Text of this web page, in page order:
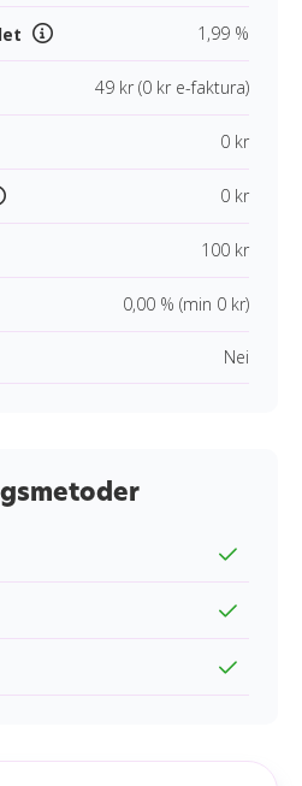
1,99 %
49 kr (0 kr e-faktura)
0 kr
0 kr
100 kr
0,00 % (min 0 kr)
Nei